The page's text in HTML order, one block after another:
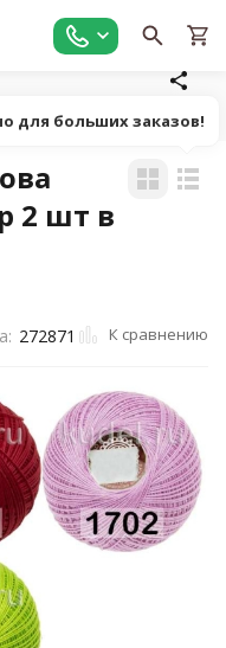
2 шт в
272871 К сравнению
для больших заказов!